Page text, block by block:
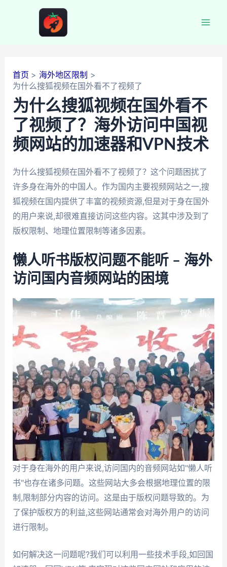
首页
海外地区限制
为什么搜狐视频在国外看不了视频了
为什么搜狐视频在国外看不
了视频了？海外访问中国视
频网站的加速器和VPN技术
为什么搜狐视频在国外看不了视频了？这个问题困扰了
许多身在海外的中国人。作为国内主要视频网站之一,搜
狐视频在国内提供了丰富的视频资源,但是对于身在国外
的用户来说,却很难直接访问这些内容。这其中涉及到了
版权限制、地理位置限制等诸多因素。
懒人听书版权问题不能听 – 海外
访问国内音频网站的困境
对于身在海外的用户来说,访问国内的音频网站如"懒人听
书"也存在诸多问题。这些网站大多会根据地理位置的限
制,限制部分内容的访问。这是由于版权问题导致的。为
了保护版权方的利益,这些网站通常会对海外用户的访问
进行限制。
如何解决这一问题呢?我们可以利用一些技术手段,如回国